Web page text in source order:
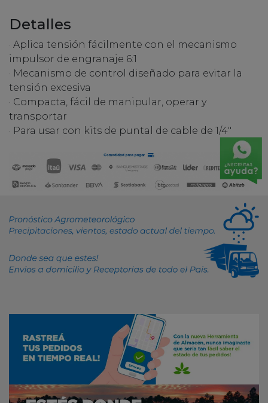
Detalles
· Aplica tensión fácilmente con el mecanismo
impulsor de engranaje 6:1
· Mecanismo de control diseñado para evitar la
tensión excesiva
· Compacta, fácil de manipular, operar y
transportar
· Para usar con kits de puntal de cable de 1/4"